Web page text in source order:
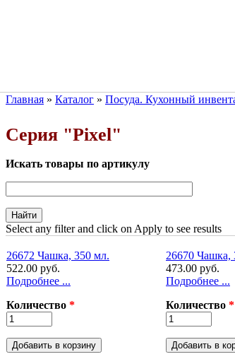
Главная » Каталог » Посуда. Кухонный
Серия "Pixel"
Искать товары по артикулу
Select any filter and click on Apply to see results
26672 Чашка, 350 мл.
522.00 руб.
Подробнее ...
Количество *
26670 Чашка,
473.00 руб.
Подробнее ...
Количество *